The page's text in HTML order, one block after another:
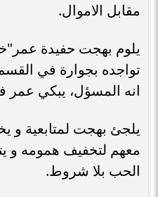
مقابل الاموال.
يلوم بهجت حفيدة
تواجده بجوارة في
انه المسؤل، يبكي عمر
يلجئ بهجت لمتابعية و
معهم لتخفيف همومه و
الحب بلا شروط.